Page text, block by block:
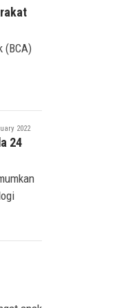
(BCA)
2022
24